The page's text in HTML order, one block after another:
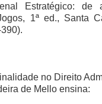
Estratégico: de
1ª ed., Santa
no Direito
de Mello ensina: